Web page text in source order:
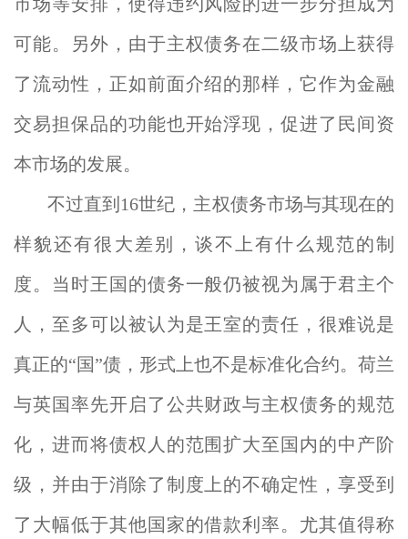
可能。另外，由于主权债务在二级市场上获得
了流动性，正如前面介绍的那样，它作为金融
交易担保品的功能也开始浮现，促进了民间资
本市场的发展。
不过直到16世纪，主权债务市场与其现在的
样貌还有很大差别，谈不上有什么规范的制
度。当时王国的债务一般仍被视为属于君主个
人，至多可以被认为是王室的责任，很难说是
真正的“国”债，形式上也不是标准化合约。荷兰
与英国率先开启了公共财政与主权债务的规范
化，进而将债权人的范围扩大至国内的中产阶
级，并由于消除了制度上的不确定性，享受到
了大幅低于其他国家的借款利率。尤其值得称